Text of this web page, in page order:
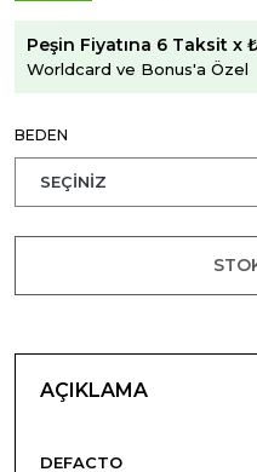
Peşin Fiyatına 6 Taksit x
Worldcard ve Bonus'a Özel
BEDEN
AÇIKLAMA
DEFACTO